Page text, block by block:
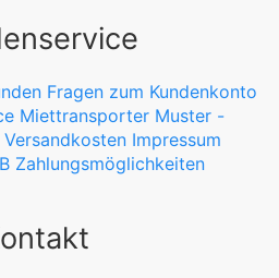
Fragen zum Kundenkonto
Miettransporter Muster -
Versandkosten Impressum
Zahlungsmöglichkeiten